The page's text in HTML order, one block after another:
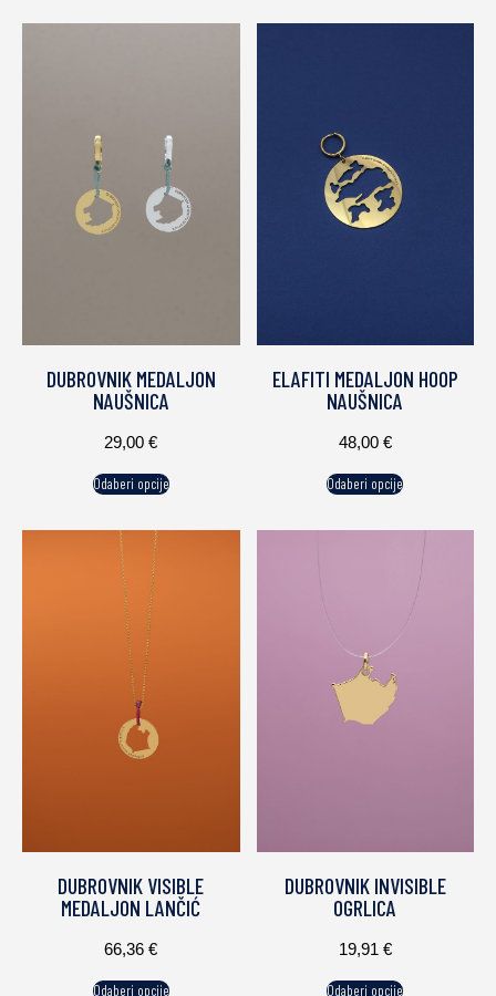
DUBROVNIK MEDALJON
NAUŠNICA
29,00€
Odaberi opcije
ELAFITI MEDALJON HOOP
NAUŠNICA
48,00 €
Odaberi opcije
DUBROVNIK VISIBLE
MEDALJON LANČIĆ
66,36€
Odaberi opcije
DUBROVNIK INVISIBLE
OGRLICA
19,91 €
Odaberi opcije